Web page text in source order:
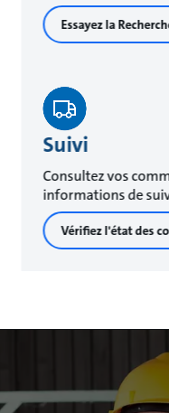
Essayez la
Suivi
Consultez vos
informations de
Vérifiez l'état des